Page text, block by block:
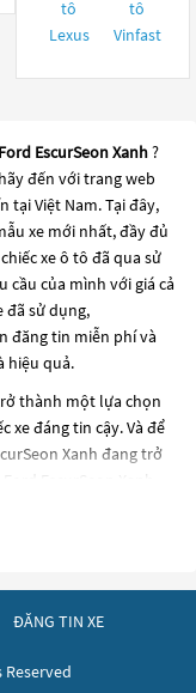
tô
Lexus
tô
Vinfast
EscurSeon Xanh?
đến với trang web
tại Việt Nam. Tại đây,
xe mới nhất, đầy đủ
xe ô tô đã qua sử
cầu của mình với giá cả
đã sử dụng,
đăng tin miễn phí và
hiệu quả.
thành một lựa chọn
xe đáng tin cậy. Và để
Xanh đang trở
Ford EscurSeon Xanh
tiên tiến. Các dòng
và bảo dưỡng kỹ lưỡng
bạn đang tìm kiếm
EscurSeon Xanh
ĐĂNG TIN XE